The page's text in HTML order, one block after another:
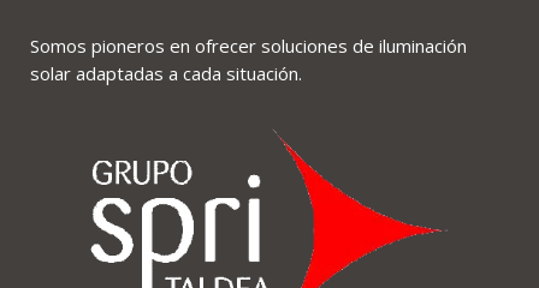
Somos pioneros en ofrecer soluciones de iluminación
solar adaptadas a cada situación.